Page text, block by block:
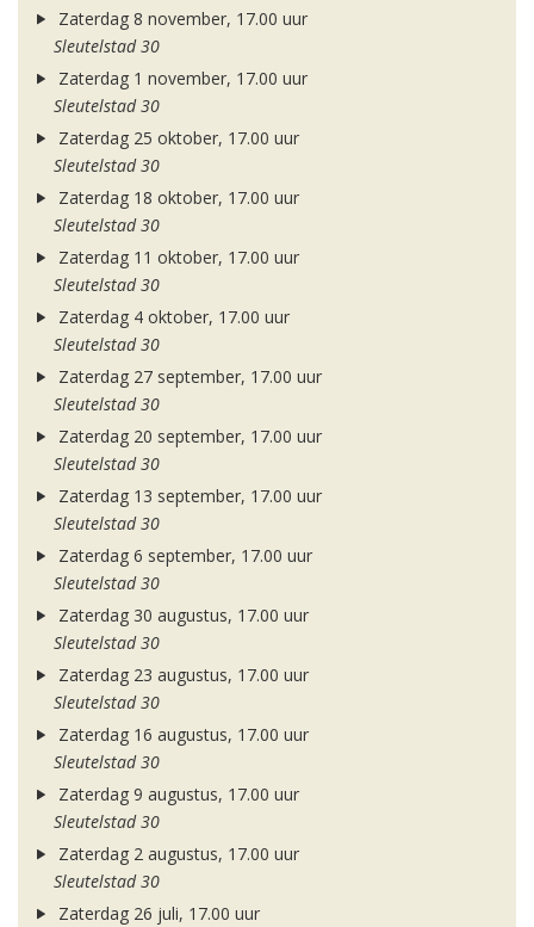
Zaterdag 8 november, 17.00 uur
Sleutelstad 30
Zaterdag 1 november, 17.00 uur
Sleutelstad 30
Zaterdag 25 oktober, 17.00 uur
Sleutelstad 30
Zaterdag 18 oktober, 17.00 uur
Sleutelstad 30
Zaterdag 11 oktober, 17.00 uur
Sleutelstad 30
Zaterdag 4 oktober, 17.00 uur
Sleutelstad 30
Zaterdag 27 september, 17.00 uur
Sleutelstad 30
Zaterdag 20 september, 17.00 uur
Sleutelstad 30
Zaterdag 13 september, 17.00 uur
Sleutelstad 30
Zaterdag 6 september, 17.00 uur
Sleutelstad 30
Zaterdag 30 augustus, 17.00 uur
Sleutelstad 30
Zaterdag 23 augustus, 17.00 uur
Sleutelstad 30
Zaterdag 16 augustus, 17.00 uur
Sleutelstad 30
Zaterdag 9 augustus, 17.00 uur
Sleutelstad 30
Zaterdag 2 augustus, 17.00 uur
Sleutelstad 30
Zaterdag 26 juli, 17.00 uur